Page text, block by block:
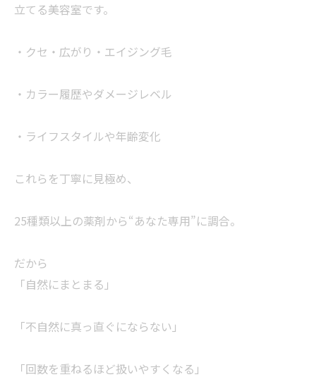
立てる美容室です。
・クセ・広がり・エイジング毛
・カラー履歴やダメージレベル
・ライフスタイルや年齢変化
これらを丁寧に見極め、
25種類以上の薬剤から“あなた専用”に調合。
だから
「自然にまとまる」
「不自然に真っ直ぐにならない」
「回数を重ねるほど扱いやすくなる」